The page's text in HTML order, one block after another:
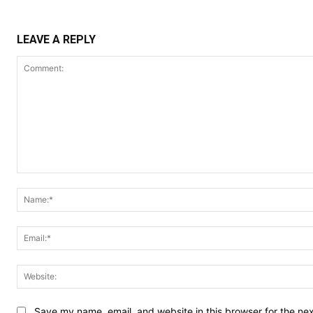
LEAVE A REPLY